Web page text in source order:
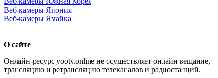
Веб-камеры Япония
Веб-камеры Ямайка
О сайте
Онлайн-ресурс yootv.online не осуществляет онлайн вещание,
трансляцию и ретрансляцию телеканалов и радиостанций.